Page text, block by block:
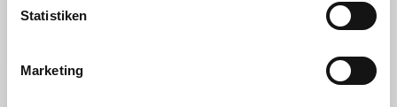
Statistiken
Marketing
Freie Beantwortung von Fragen mittels AI